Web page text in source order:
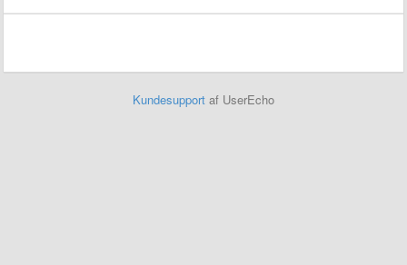
Kundesupport af UserEcho